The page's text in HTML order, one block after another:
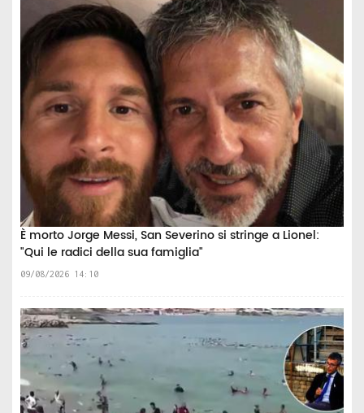
È morto Jorge Messi, San Severino si stringe a Lionel:
"Qui le radici della sua famiglia"
09/08/2026 14:10